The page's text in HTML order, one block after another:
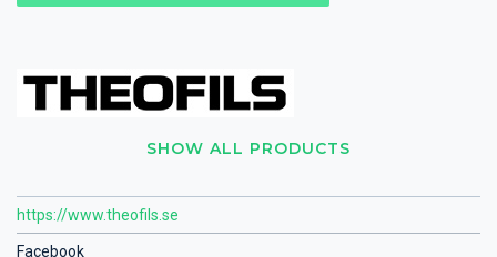
SHOW ALL PRODUCTS
https://www.theofils.se
Facebook